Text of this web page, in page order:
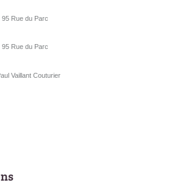
Rue du Parc
Rue du Parc
Vaillant Couturier